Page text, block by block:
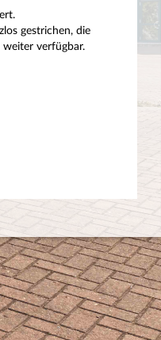
gestrichen, die
weiter verfügbar.